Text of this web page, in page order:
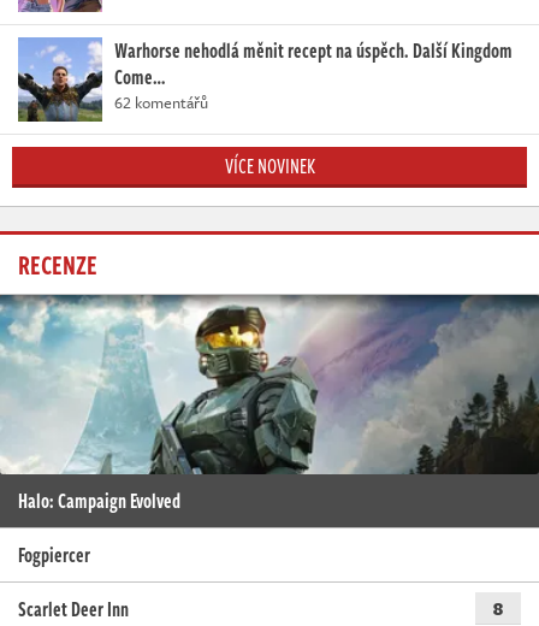
Warhorse nehodlá měnit recept na úspěch. Další Kingdom
Come…
62 komentářů
VÍCE NOVINEK
RECENZE
Halo: Campaign Evolved
Fogpiercer
Scarlet Deer Inn
8